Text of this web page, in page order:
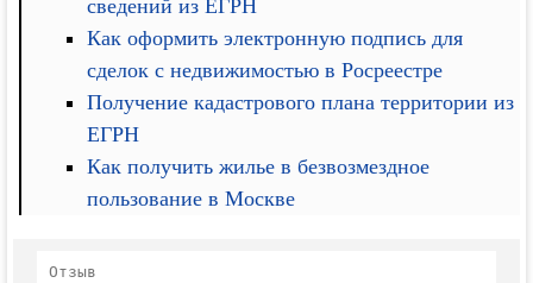
сведений из ЕГРН
Как оформить электронную подпись для
сделок с недвижимостью в Росреестре
Получение кадастрового плана территории из
ЕГРН
Как получить жилье в безвозмездное
пользование в Москве